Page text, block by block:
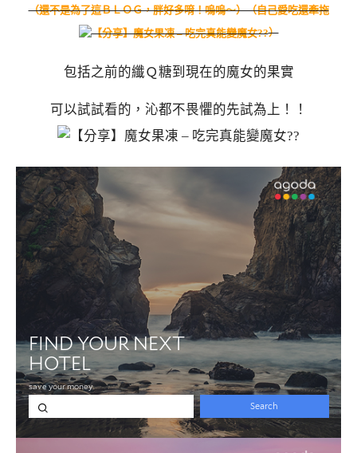
（還不是為了這ＢＬＯＧ，胖好多唷！嗚嗚～）（自己愛吃還牽拖
）
包括之前的纖Ｑ糖到現在的魔女的果實
可以試試看的，沁都不畏懼的先試為上！！